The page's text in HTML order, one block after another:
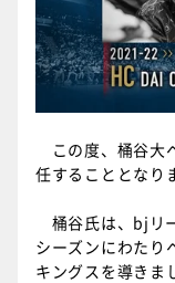
この度、桶谷大
任することとなり
桶谷氏は、bjリ
シーズンにわたり
キングスを導きま